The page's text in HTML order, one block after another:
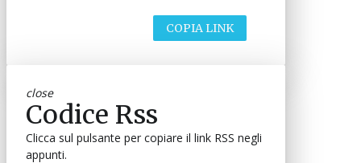
COPIA LINK
close
Codice Rss
Clicca sul pulsante per copiare il link RSS negli
appunti.